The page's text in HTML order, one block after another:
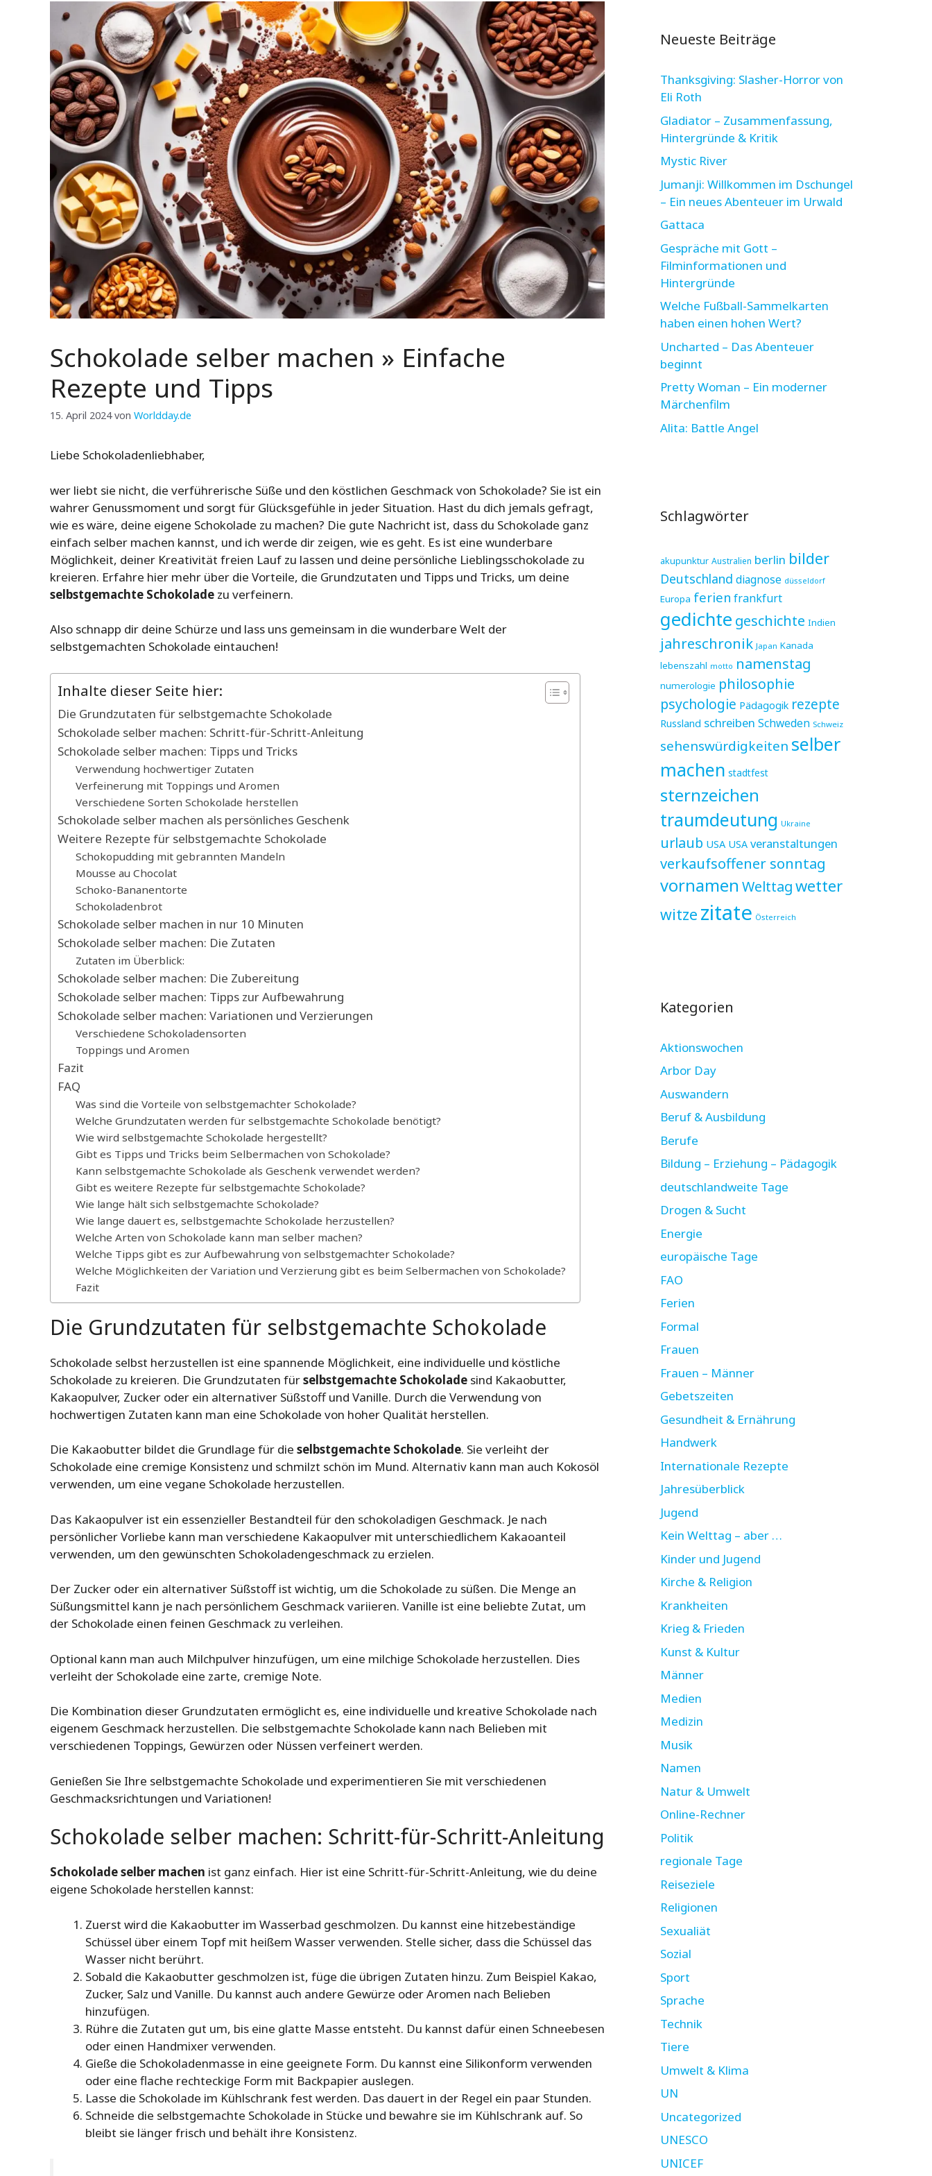
Schokolade selber machen » Einfache
Rezepte und Tipps
15. April 2024 von Worldday.de
Liebe Schokoladenliebhaber,
wer liebt sie nicht, die verführerische Süße und den köstlichen Geschmack von Schokolade? Sie ist ein
wahrer Genussmoment und sorgt für Glücksgefühle in jeder Situation. Hast du dich jemals gefragt,
wie es wäre, deine eigene Schokolade zu machen? Die gute Nachricht ist, dass du Schokolade ganz
einfach selber machen kannst, und ich werde dir zeigen, wie es geht. Es ist eine wunderbare
Möglichkeit, deiner Kreativität freien Lauf zu lassen und deine persönliche Lieblingsschokolade zu
kreieren. Erfahre hier mehr über die Vorteile, die Grundzutaten und Tipps und Tricks, um deine
selbstgemachte Schokolade zu verfeinern.
Also schnapp dir deine Schürze und lass uns gemeinsam in die wunderbare Welt der
selbstgemachten Schokolade eintauchen!
Inhalte dieser Seite hier:
Die Grundzutaten für selbstgemachte Schokolade
Schokolade selber machen: Schritt-für-Schritt-Anleitung
Schokolade selber machen: Tipps und Tricks
Verwendung hochwertiger Zutaten
Verfeinerung mit Toppings und Aromen
Verschiedene Sorten Schokolade herstellen
Schokolade selber machen als persönliches Geschenk
Weitere Rezepte für selbstgemachte Schokolade
Schokopudding mit gebrannten Mandeln
Mousse au Chocolat
Schoko-Bananentorte
Schokoladenbrot
Schokolade selber machen in nur 10 Minuten
Schokolade selber machen: Die Zutaten
Zutaten im Überblick:
Schokolade selber machen: Die Zubereitung
Schokolade selber machen: Tipps zur Aufbewahrung
Schokolade selber machen: Variationen und Verzierungen
Verschiedene Schokoladensorten
Toppings und Aromen
Fazit
FAQ
Was sind die Vorteile von selbstgemachter Schokolade?
Welche Grundzutaten werden für selbstgemachte Schokolade benötigt?
Wie wird selbstgemachte Schokolade hergestellt?
Gibt es Tipps und Tricks beim Selbermachen von Schokolade?
Kann selbstgemachte Schokolade als Geschenk verwendet werden?
Gibt es weitere Rezepte für selbstgemachte Schokolade?
Wie lange hält sich selbstgemachte Schokolade?
Wie lange dauert es, selbstgemachte Schokolade herzustellen?
Welche Arten von Schokolade kann man selber machen?
Welche Tipps gibt es zur Aufbewahrung von selbstgemachter Schokolade?
Welche Möglichkeiten der Variation und Verzierung gibt es beim Selbermachen von Schokolade?
Fazit
Die Grundzutaten für selbstgemachte Schokolade
Schokolade selbst herzustellen ist eine spannende Möglichkeit, eine individuelle und köstliche
Schokolade zu kreieren. Die Grundzutaten fürselbstgemachte Schokolade sind Kakaobutter,
Kakaopulver, Zucker oder ein alternativer Süßstoff und Vanille. Durch die Verwendung von
hochwertigen Zutaten kann man eine Schokolade von hoher Qualität herstellen.
Die Kakaobutter bildet die Grundlage für die selbstgemachte Schokolade. Sie verleiht der
Schokolade eine cremige Konsistenz und schmilzt schön im Mund. Alternativ kann man auch Kokosöl
verwenden, um eine vegane Schokolade herzustellen.
Das Kakaopulver ist ein essenzieller Bestandteil für den schokoladigen Geschmack. Je nach
persönlicher Vorliebe kann man verschiedene Kakaopulver mit unterschiedlichem Kakaoanteil
verwenden, um den gewünschten Schokoladengeschmack zu erzielen.
Der Zucker oder ein alternativer Süßstoff ist wichtig, um die Schokolade zu süßen. Die Menge an
Süßungsmittel kann je nach persönlichem Geschmack variieren. Vanille ist eine beliebte Zutat, um
der Schokolade einen feinen Geschmack zu verleihen.
Optional kann man auch Milchpulver hinzufügen, um eine milchige Schokolade herzustellen. Dies
verleiht der Schokolade eine zarte, cremige Note.
Die Kombination dieser Grundzutaten ermöglicht es, eine individuelle und kreative Schokolade nach
eigenem Geschmack herzustellen. Die selbstgemachte Schokolade kann nach Belieben mit
verschiedenen Toppings, Gewürzen oder Nüssen verfeinert werden.
Genießen Sie Ihre selbstgemachte Schokolade und experimentieren Sie mit verschiedenen
Geschmacksrichtungen und Variationen!
Schokolade selber machen: Schritt-für-Schritt-Anleitung
Schokolade selber machen ist ganz einfach. Hier ist eine Schritt-für-Schritt-Anleitung, wie du deine
eigene Schokolade herstellen kannst:
Zuerst wird die Kakaobutter im Wasserbad geschmolzen. Du kannst eine hitzebeständige
Schüssel über einem Topf mit heißem Wasser verwenden. Stelle sicher, dass die Schüssel das
Wasser nicht berührt.
Sobald die Kakaobutter geschmolzen ist, füge die übrigen Zutaten hinzu. Zum Beispiel Kakao,
Zucker, Salz und Vanille. Du kannst auch andere Gewürze oder Aromen nach Belieben
hinzufügen.
Rühre die Zutaten gut um, bis eine glatte Masse entsteht. Du kannst dafür einen Schneebesen
oder einen Handmixer verwenden.
Gieße die Schokoladenmasse in eine geeignete Form. Du kannst eine Silikonform verwenden
oder eine flache rechteckige Form mit Backpapier auslegen.
Lasse die Schokolade im Kühlschrank fest werden. Das dauert in der Regel ein paar Stunden.
Schneide die selbstgemachte Schokolade in Stücke und bewahre sie im Kühlschrank auf. So
bleibt sie länger frisch und behält ihre Konsistenz.
Neueste Beiträge
Thanksgiving: Slasher-Horror von
Eli Roth
Gladiator – Zusammenfassung,
Hintergründe & Kritik
Mystic River
Jumanji: Willkommen im Dschungel
– Ein neues Abenteuer im Urwald
Gattaca
Gespräche mit Gott –
Filminformationen und
Hintergründe
Welche Fußball-Sammelkarten
haben einen hohen Wert?
Uncharted – Das Abenteuer
beginnt
Pretty Woman – Ein moderner
Märchenfilm
Alita: Battle Angel
Schlagwörter
akupunktur Australien berlin bilder
Deutschland diagnose düsseldorf
Europa ferien frankfurt
gedichte geschichte Indien
jahreschronik Japan Kanada
lebenszahl motto namenstag
numerologie philosophie
psychologie Pädagogik rezepte
Russland schreiben Schweden Schweiz
sehenswürdigkeiten selber
machen stadtfest
sternzeichen
traumdeutung Ukraine
urlaub USA USA veranstaltungen
verkaufsoffener sonntag
vornamen Welttagwetter
witze zitate Österreich
Kategorien
Aktionswochen
Arbor Day
Auswandern
Beruf & Ausbildung
Berufe
Bildung – Erziehung – Pädagogik
deutschlandweite Tage
Drogen & Sucht
Energie
europäische Tage
FAO
Ferien
Formal
Frauen
Frauen – Männer
Gebetszeiten
Gesundheit & Ernährung
Handwerk
Internationale Rezepte
Jahresüberblick
Jugend
Kein Welttag – aber …
Kinder und Jugend
Kirche & Religion
Krankheiten
Krieg & Frieden
Kunst & Kultur
Männer
Medien
Medizin
Musik
Namen
Natur & Umwelt
Online-Rechner
Politik
regionale Tage
Reiseziele
Religionen
Sexualiät
Sozial
Sport
Sprache
Technik
Tiere
Umwelt & Klima
UN
Uncategorized
UNESCO
UNICEF